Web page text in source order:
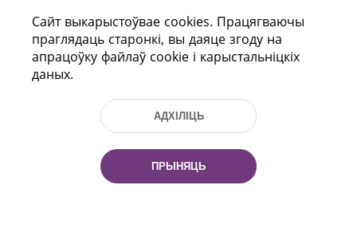
праспект Незалежнасці 116
г. Мiнск, Рэспубліка Беларусь, 220114
Тэл.: (+375 17) 368 37 37, Факс: (+375 17)
Сайт выкарыстоўвае cookies. Працягваючы
праглядаць старонкі, вы даяце згоду на
апрацоўку файлаў cookie і карыстальніцкіх
даных.
АДХІЛІЦЬ
ПРЫНЯЦЬ